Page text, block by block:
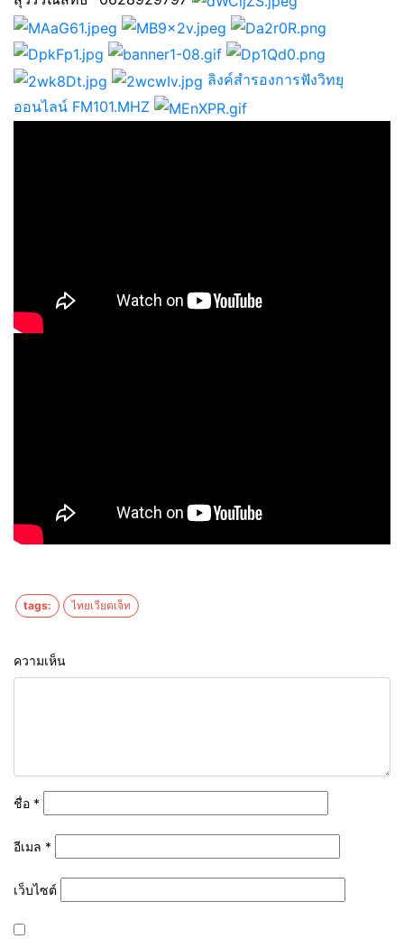
ลิงค์สำรองการฟังวิทยุ
ออนไลน์ FM101.MHZ
tags: ไทยเวียตเจ็ท
ความเห็น
ชื่อ *
อีเมล *
เว็บไซต์